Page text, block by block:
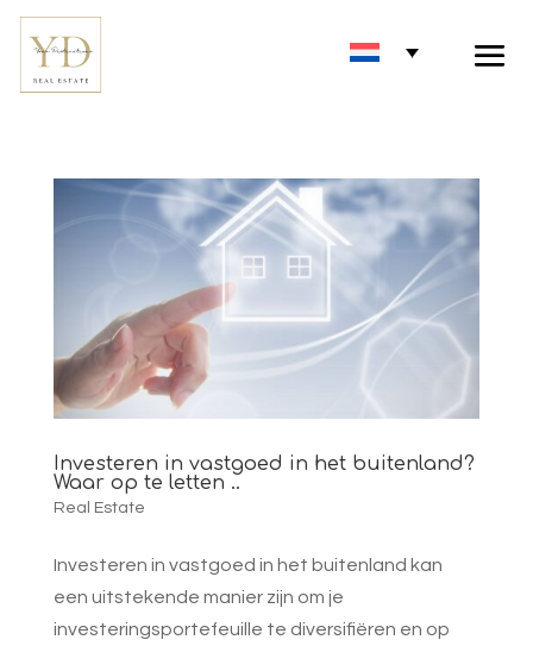
Investeren in vastgoed in het buitenland?
Waar op te letten ..
Real Estate
Investeren in vastgoed in het buitenland kan
een uitstekende manier zijn om je
investeringsportefeuille te diversifiëren en op